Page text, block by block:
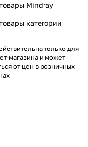
Mindray
категории
только для
магазина и может
от цен в розничных